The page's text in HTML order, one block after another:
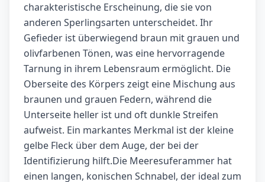
charakteristische Erscheinung, die sie von
anderen Sperlingsarten unterscheidet. Ihr
Gefieder ist überwiegend braun mit grauen und
olivfarbenen Tönen, was eine hervorragende
Tarnung in ihrem Lebensraum ermöglicht. Die
Oberseite des Körpers zeigt eine Mischung aus
braunen und grauen Federn, während die
Unterseite heller ist und oft dunkle Streifen
aufweist. Ein markantes Merkmal ist der kleine
gelbe Fleck über dem Auge, der bei der
Identifizierung hilft.Die Meeresuferammer hat
einen langen, konischen Schnabel, der ideal zum